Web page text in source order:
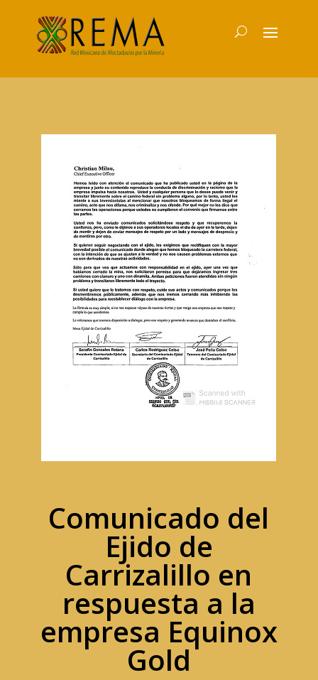
Comunicado del
Ejido de
Carrizalillo en
respuesta a la
empresa Equinox
Gold